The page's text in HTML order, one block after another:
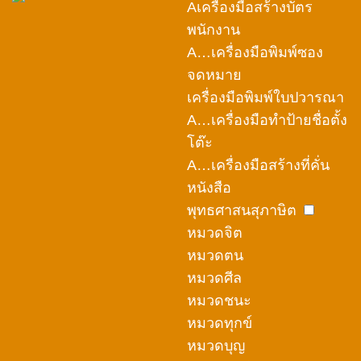
Aเครื่องมือสร้างบัตร
พนักงาน
A…เครื่องมือพิมพ์ซอง
จดหมาย
เครื่องมือพิมพ์ใบปวารณา
A…เครื่องมือทำป้ายชื่อตั้ง
โต๊ะ
A…เครื่องมือสร้างที่คั่น
หนังสือ
พุทธศาสนสุภาษิต
หมวดจิต
หมวดตน
หมวดศีล
หมวดชนะ
หมวดทุกข์
หมวดบุญ